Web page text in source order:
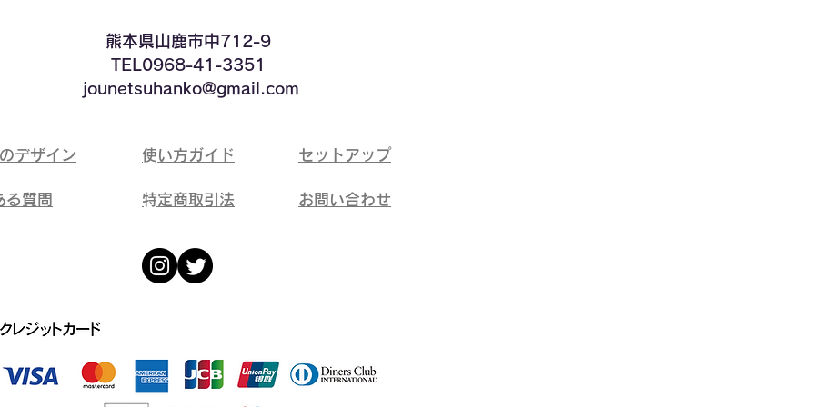
​熊本県山鹿市中712-9
TEL0968-41-3351
​ jounetsuhanko@gmail.com
デザイン
る質問
​使い方ガイド ​セットアップ
​特定商取引法 ​お問い合わせ